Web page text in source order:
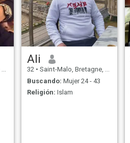
Ali
32 • Saint-Malo, Bretagne, Francia
Buscando: Mujer 24 - 43
Religión: Islam